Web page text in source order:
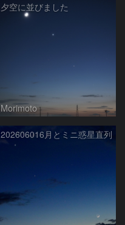
夕空に並びました
Morimoto
202606016月とミニ惑星直列